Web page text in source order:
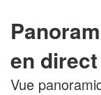
en direct
Vue